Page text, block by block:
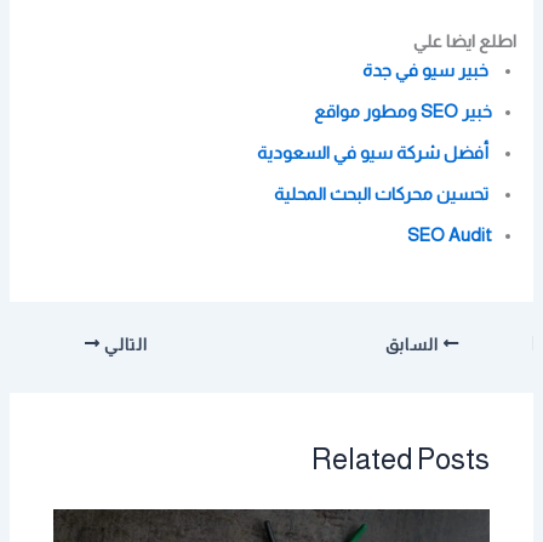
اطلع ايضا علي
خبير سيو في جدة
خبير SEO ومطور مواقع
أفضل شركة سيو في السعودية
تحسين محركات البحث المحلية
SEO Audit
السابق التالي
Related Posts